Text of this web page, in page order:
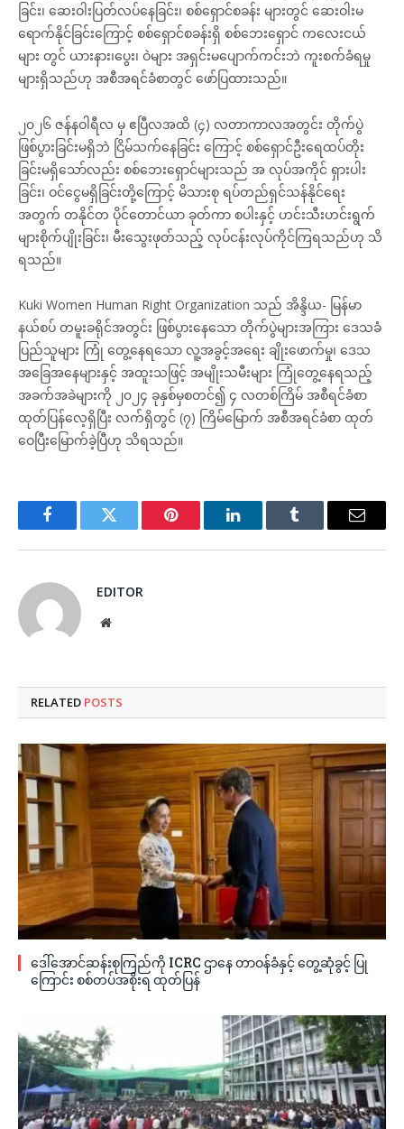
ခြင်း၊ ဆေးဝါးပြတ်လပ်နေခြင်း၊ စစ်ရှောင်စခန်း များတွင် ဆေးဝါးမ
ရောက်နိုင်ခြင်းကြောင့် စစ်ရှောင်စခန်းရှိ စစ်ဘေးရှောင် ကလေးငယ်
များ တွင် ယားနား၊ပွေး၊ ဝဲများ အရှင်းမပျောက်ကင်းဘဲ ကူးစက်ခံရမှု
များရှိသည်ဟု အစီအရင်ခံစာတွင် ဖော်ပြထားသည်။
၂၀၂၆ ဇန်နဝါရီလ မှ ဧပြီလအထိ (၄) လတာကာလအတွင်း တိုက်ပွဲ
ဖြစ်ပွားခြင်းမရှိဘဲ ငြိမ်သက်နေခြင်း ကြောင့် စစ်ရှောင်ဦးရေထပ်တိုး
ခြင်းမရှိသော်လည်း စစ်ဘေးရှောင်များသည် အ လုပ်အကိုင် ရှားပါး
ခြင်း၊ ဝင်ငွေမရှိခြင်းတို့ကြောင့် မိသားစု ရပ်တည်ရှင်သန်နိုင်ရေး
အတွက် တနိုင်တ ပိုင်တောင်ယာ ခုတ်ကာ စပါးနှင့် ဟင်းသီးဟင်းရွက်
များစိုက်ပျိုးခြင်း၊ မီးသွေးဖုတ်သည့် လုပ်ငန်းလုပ်ကိုင်ကြရသည်ဟု သိ
ရသည်။
Kuki Women Human Right Organization သည် အိန္ဒိယ- မြန်မာ
နယ်စပ် တမူးခရိုင်အတွင်း ဖြစ်ပွားနေသော တိုက်ပွဲများအကြား ဒေသခံ
ပြည်သူများ ကြုံ တွေ့နေရသော လူ့အခွင့်အရေး ချိုးဖောက်မှု၊ ဒေသ
အခြေအနေများနှင့် အထူးသဖြင့် အမျိုးသမီးများ ကြုံတွေ့နေရသည့်
အခက်အခဲများကို ၂၀၂၄ ခုနှစ်မှစတင်၍ ၄ လတစ်ကြိမ် အစီရင်ခံစာ
ထုတ်ပြန်လေ့ရှိပြီး လက်ရှိတွင် (၇) ကြိမ်မြောက် အစီအရင်ခံစာ ထုတ်
ဝေပြီးမြောက်ခဲ့ပြီဟု သိရသည်။
FacebookTwitter Pinterest LinkedInTumblr Email
EDITOR
Website
RELATED POSTS
ဒေါ်အောင်ဆန်းစုကြည်ကို ICRC ဌာနေ တာဝန်ခံနှင့် တွေ့ဆုံခွင့် ပြု
ကြောင်း စစ်တပ်အစိုးရ ထုတ်ပြန်